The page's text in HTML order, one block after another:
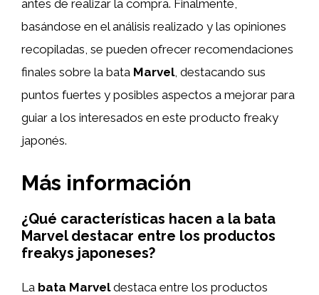
antes de realizar la compra. Finalmente,
basándose en el análisis realizado y las opiniones
recopiladas, se pueden ofrecer recomendaciones
finales sobre la bata Marvel, destacando sus
puntos fuertes y posibles aspectos a mejorar para
guiar a los interesados en este producto freaky
japonés.
Más información
¿Qué características hacen a la bata
Marvel destacar entre los productos
freakys japoneses?
La bata Marveldestaca entre los productos